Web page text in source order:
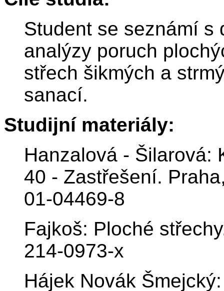
Student se seznámí s
analýzy poruch
střech šikmých a
sanací.
Studijní materiály:
Hanzalová - Šilarová:
40 - Zastřešení.
01-04469-8
Fajkoš: Ploché
214-0973-x
Hájek Novák